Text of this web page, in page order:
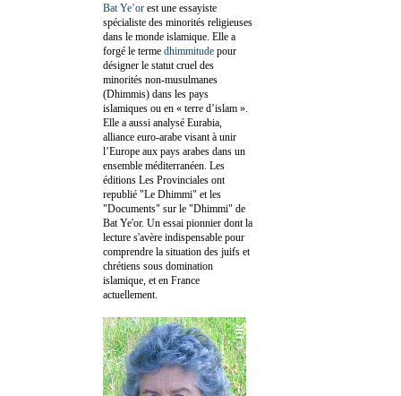
Bat Ye’or est une essayiste
spécialiste des minorités religieuses
dans le monde islamique. Elle a
forgé le terme dhimmitude pour
désigner le statut cruel des
minorités non-musulmanes
(Dhimmis) dans les pays
islamiques ou en « terre d’islam ».
Elle a aussi analysé Eurabia,
alliance euro-arabe visant à unir
l’Europe aux pays arabes dans un
ensemble méditerranéen. Les
éditions Les Provinciales ont
republié "Le Dhimmi" et les
"Documents" sur le "Dhimmi" de
Bat Ye'or. Un essai pionnier dont la
lecture s'avère indispensable pour
comprendre la situation des juifs et
chrétiens sous domination
islamique, et en France
actuellement.